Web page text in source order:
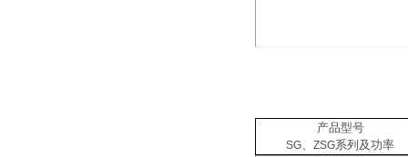
产品型号
SG、 ZSG系列及功率